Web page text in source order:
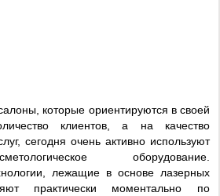
которые ориентируются в своей
клиентов, а на качество
сегодня очень активно используют
оборудование.
лежащие в основе лазерных
практически моментально по